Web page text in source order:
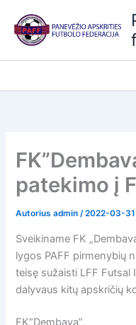
prie
turinio
patekimo į
Autorius admin/2022-03-31
Sveikiname FK
lygos PAFF pirmenybių
teisę sužaisti LFF Futsal
dalyvaus kitų apskričių
FK”Dembava”